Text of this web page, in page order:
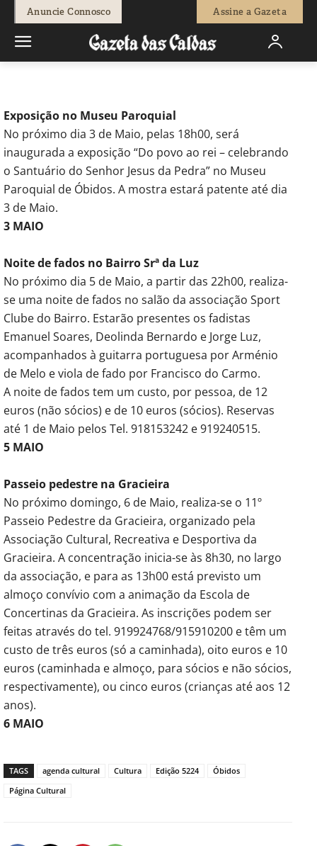
Anuncie Connosco Assine a Gazeta
Redação - 4 de Maio, 2018 0
Exposição no Museu Paroquial
No próximo dia 3 de Maio, pelas 18h00, será
inaugurada a exposição “Do povo ao rei – celebrando
o Santuário do Senhor Jesus da Pedra” no Museu
Paroquial de Óbidos. A mostra estará patente até dia
3 de Maio.
3 MAIO
Noite de fados no Bairro Srª da Luz
No próximo dia 5 de Maio, a partir das 22h00, realiza-
se uma noite de fados no salão da associação Sport
Clube do Bairro. Estarão presentes os fadistas
Emanuel Soares, Deolinda Bernardo e Jorge Luz,
acompanhados à guitarra portuguesa por Arménio
de Melo e viola de fado por Francisco do Carmo.
A noite de fados tem um custo, por pessoa, de 12
euros (não sócios) e de 10 euros (sócios). Reservas
até 1 de Maio pelos Tel. 918153242 e 919240515.
5 MAIO
Passeio pedestre na Gracieira
No próximo domingo, 6 de Maio, realiza-se o 11º
Passeio Pedestre da Gracieira, organizado pela
Associação Cultural, Recreativa e Desportiva da
Gracieira. A concentração inicia-se às 8h30, no largo
da associação, e para as 13h00 está previsto um
almoço convívio com a animação da Escola de
Concertinas da Gracieira. As inscrições podem ser
feitas através do tel. 919924768/915910200 e têm um
custo de três euros (só a caminhada), oito euros e 10
euros (caminhada e almoço, para sócios e não sócios,
respectivamente), ou cinco euros (crianças até aos 12
anos).
6 MAIO
TAGS agenda cultural Cultura Edição 5224
Óbidos
Página Cultural